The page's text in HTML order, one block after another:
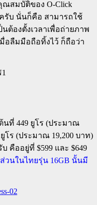
ณสมบัติของ O-Click
รับ นั่นก็คือ สามารถใช้
ต้องตั้งเวลาเพื่อถ่ายภาพ
อลืมมือถือทิ้งไว้ ก็ถือว่า
ที่ 449 ยูโร (ประมาณ
โร (ประมาณ 19,200 บาท)
คืออยู่ที่ $599 และ $649
ส่วนในไทยรุ่น 16GB นั้นมี